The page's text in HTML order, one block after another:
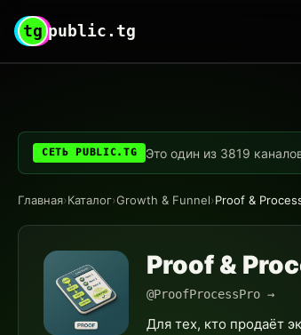
tg public.tg
СЕТЬ PUBLIC.TG Это один из 3819
Главная›Каталог›Growth & Funnel›Proof &
Proof &
@ProofProcessPro →
Для тех, кто продаёт